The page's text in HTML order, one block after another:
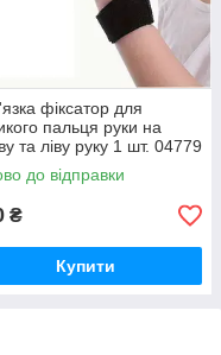
фіксатор для
пальця руки на
та ліву руку 1 шт. 04779
до відправки
₴
Купити